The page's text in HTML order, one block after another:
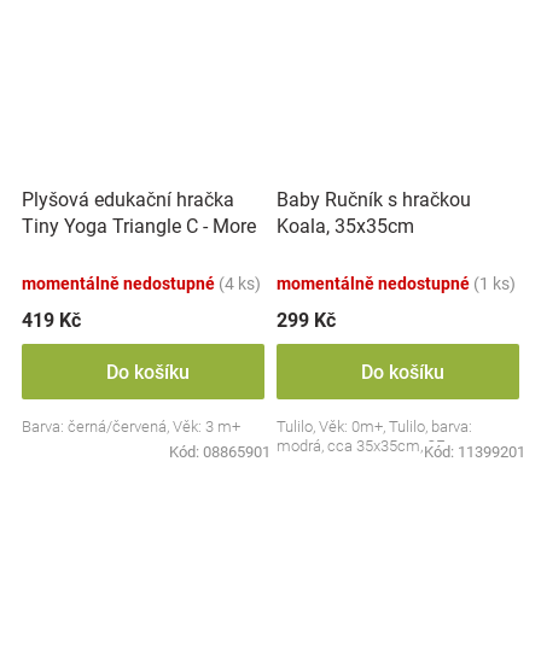
Plyšová edukační hračka
Tiny Yoga Triangle C - More
BabyOno
momentálně nedostupné (4 ks)
419 Kč
Do košíku
Barva: černá/červená, Věk: 3 m+
Kód: 08865901
Baby Ručník s hračkou
Koala, 35x35cm
momentálně nedostupné (1 ks)
299 Kč
Do košíku
Tulilo, Věk: 0m+, Tulilo, barva:
modrá, cca 35x35cm, CE
Kód: 11399201